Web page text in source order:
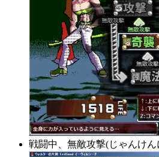
戦闘中、無敵攻撃(じゃんけ